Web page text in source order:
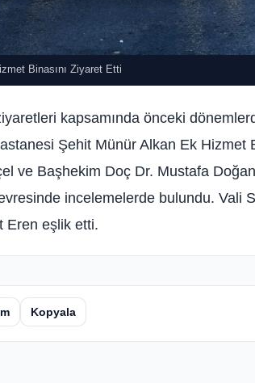
Binasını Ziyaret Etti
kapsamında önceki
Şehit Münür Alkan Ek Hizmet
ve Başhekim Doç Dr. Mustafa
incelemelerde bulundu. Vali
Eren eşlik etti.
Kopyala